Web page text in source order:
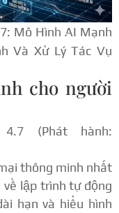
Mô Hình AI Mạnh
Và Xử Lý Tác Vụ
cho người
(Phát hành:
thông minh nhất
lập trình tự động
hạn và hiểu hình